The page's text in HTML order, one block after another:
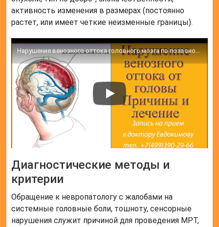
активность изменения в размерах (постоянно
растет, или имеет четкие неизменные границы).
Нарушение венозного оттока головного мозга по позвоночным венам Причины нарушения венозного оттока
Диагностические методы и
критерии
Обращение к невропатологу с жалобами на
системные головные боли, тошноту, сенсорные
нарушения служит причиной для проведения МРТ,